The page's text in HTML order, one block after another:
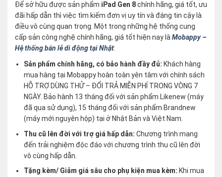
Để sở hữu được sản phẩm iPad Gen 8chính hãng, giá tốt, ưu
đãi hấp dẫn thì việc tìm kiếm đơn vị uy tín và đáng tin cậy là
điều vô cùng quan trọng. Một trong những hệ thống cung
cấp sản công nghệ chính hãng, giá tốt hiện nay làMobappy –
Hệ thống bán lẻ di động tại Nhật:
Sản phẩm chính hãng, có bảo hành đầy đủ: Khách hàng
mua hàng tại Mobappy hoàn toàn yên tâm với chính sách
HỖ TRỢ DÙNG THỬ – ĐỔI TRẢ MIỄN PHÍ TRONG VÒNG 7
NGÀY. Bảo hành 13 tháng đối với sản phẩm Likenew (máy
đã qua sử dụng), 15 tháng đối với sản phẩm Brandnew
(máy mới nguyên hộp) tại ở Nhật Bản và Việt Nam.
Thu cũ lên đời với trợ giá hấp dẫn:Chương trình mang
đến trải nghiệm độc đáo với chương trình thu cũ lên đời
vô cùng hấp dẫn.
Tặng kèm/ Giảm giá sâu cho phụ kiện mua kèm: Khi mua